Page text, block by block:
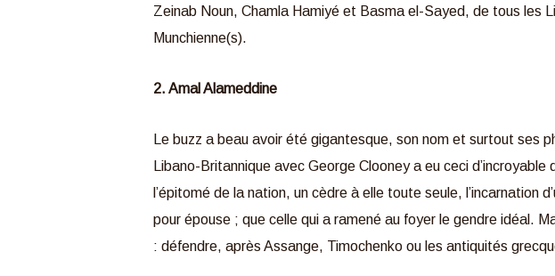
Zeinab Noun, Chamla Hamiyé et Basma el-Sayed, de tous les
Munchienne(s).
2. Amal Alameddine
Le buzz a beau avoir été gigantesque, son nom et surtout ses
Libano-Britannique avec George Clooney a eu ceci
l’épitomé de la nation, un cèdre à elle toute seule, l’incarnation
pour épouse ; que celle qui a ramené au foyer le gendre idéal.
: défendre, après Assange, Timochenko ou les antiquités